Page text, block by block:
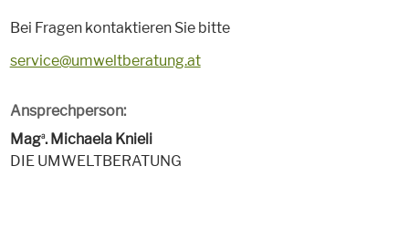
Bei Fragen kontaktieren Sie bitte
service@umweltberatung.at
Ansprechperson:
Maga. Michaela Knieli
DIE UMWELTBERATUNG